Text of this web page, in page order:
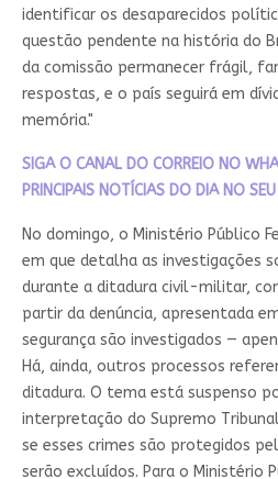
identificar os desaparecidos
questão pendente na história do
da comissão permanecer frágil,
respostas, e o país seguirá em
memória."
SIGA O CANAL DO CORREIO NO
PRINCIPAIS NOTÍCIAS DO DIA NO
No domingo, o Ministério Público
em que detalha as investigações
durante a ditadura civil-militar,
partir da denúncia, apresentada
segurança são investigados —
Há, ainda, outros processos
ditadura. O tema está suspenso
interpretação do Supremo
se esses crimes são protegidos
serão excluídos. Para o Ministério